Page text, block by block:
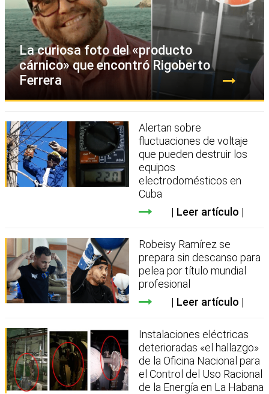
La curiosa foto del «producto
cárnico» que encontró Rigoberto
Ferrera
Alertan sobre
fluctuaciones de voltaje
que pueden destruir los
equipos
electrodomésticos en
Cuba
Leer artículo
Robeisy Ramírez se
prepara sin descanso para
pelea por título mundial
profesional
Leer artículo
Instalaciones eléctricas
deterioradas «el hallazgo»
de la Oficina Nacional para
el Control del Uso Racional
de la Energía en La Habana